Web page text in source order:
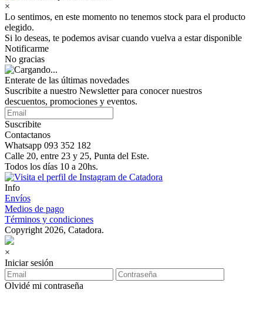
×
Lo sentimos, en este momento no tenemos stock para el producto
elegido.
Si lo deseas, te podemos avisar cuando vuelva a estar disponible
Notificarme
No gracias
Enterate de las últimas novedades
Suscribite a nuestro Newsletter para conocer nuestros
descuentos, promociones y eventos.
Suscribite
Contactanos
Whatsapp 093 352 182
Calle 20, entre 23 y 25, Punta del Este.
Todos los días 10 a 20hs.
Info
Envíos
Medios de pago
Términos y condiciones
Copyright 2026, Catadora.
×
Iniciar sesión
Olvidé mi contraseña